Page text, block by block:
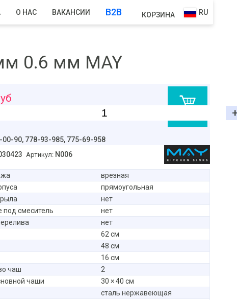
О НАС ВАКАНСИИ B2B КОРЗИНА RU
0.6 мм MAY
00-90, 778-93-985, 775-69-958
Артикул: N006
врезная
прямоугольная
нет
под смеситель
нет
нет
62 см
48 см
16 см
чаш
2
чаши
30 × 40 см
сталь нержавеющая